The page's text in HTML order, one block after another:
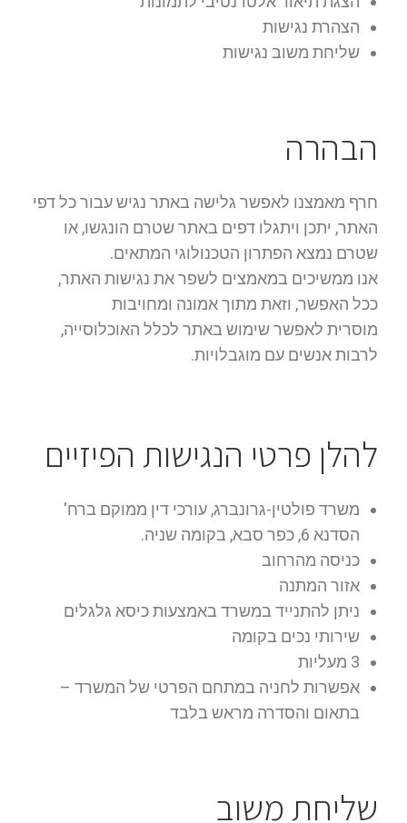
הצהרת נגישות
שליחת משוב נגישות
הבהרה
חרף מאמצנו לאפשר גלישה באתר נגיש עבור כל דפי
האתר, יתכן ויתגלו דפים באתר שטרם הונגשו, או
שטרם נמצא הפתרון הטכנולוגי המתאים.
אנו ממשיכים במאמצים לשפר את נגישות האתר,
ככל האפשר, וזאת מתוך אמונה ומחויבות
מוסרית לאפשר שימוש באתר לכלל האוכלוסייה,
לרבות אנשים עם מוגבלויות.
להלן פרטי הנגישות הפיזיים
משרד פולטין-גרונברג, עורכי דין ממוקם ברח'
הסדנא 6, כפר סבא, בקומה שניה.
כניסה מהרחוב
אזור המתנה
ניתן להתנייד במשרד באמצעות כיסא גלגלים
שירותי נכים בקומה
3 מעליות
אפשרות לחניה במתחם הפרטי של המשרד –
בתאום והסדרה מראש בלבד
שליחת משוב